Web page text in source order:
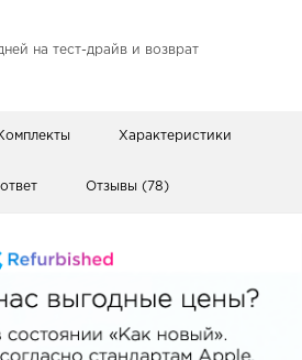
на тест-драйв и возврат
Характеристики
Отзывы (78)